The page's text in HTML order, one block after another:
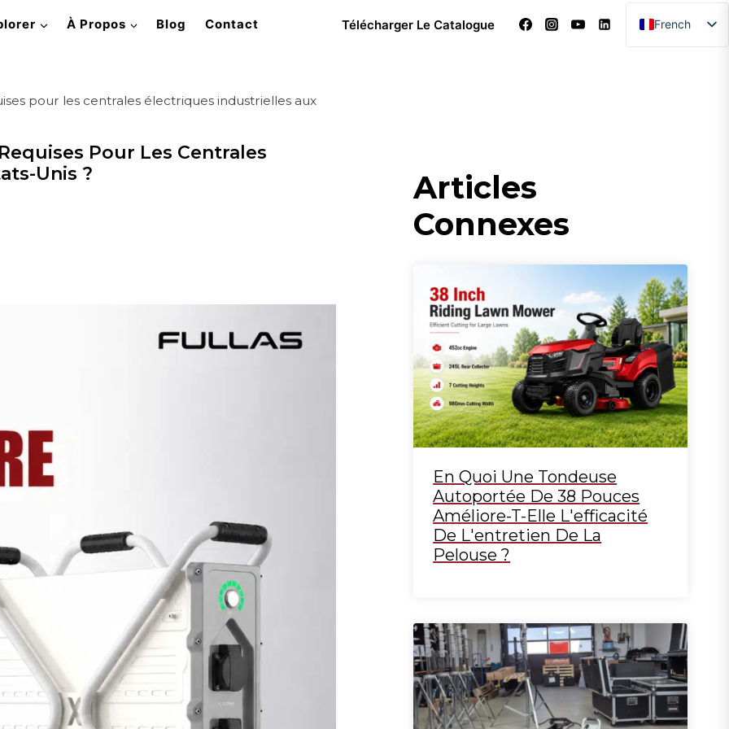
À Propos Blog Contact Télécharger Le Catalogue
French
English
pour les centrales électriques industrielles aux
Pour Les Centrales
Unis ?
Articles
Connexes
En Quoi Une Tondeuse
Autoportée De 38 Pouces
Améliore-T-Elle L'efficacité
De L'entretien De La
Pelouse ?